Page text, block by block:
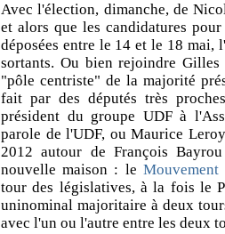
Avec l'élection, dimanche, de
et alors que les candidatures
déposées entre le 14 et le 18 mai,
sortants. Ou bien rejoindre
"pôle centriste" de la majorité
fait par des députés très
président du groupe UDF à
parole de l'UDF, ou Maurice
2012 autour de François
nouvelle maison : le Mouvement
tour des législatives, à la fois le
uninominal majoritaire à deux
avec l'un ou l'autre entre les deux